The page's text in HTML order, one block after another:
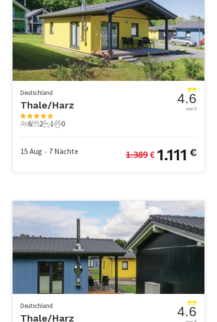
Deutschland
Thale/Harz
6 Gäste
6
2 Schlafzimmer
2
1 Badezimmer
1
0 Haustiere
0
4.6
von 5
15 Aug • 7 Nächte 1.389 € 1.111 €
Deutschland
Thale/Harz 4.6